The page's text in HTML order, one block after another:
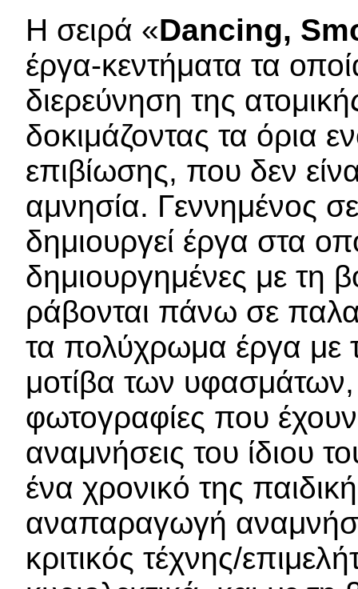
Η σειρά «Dancing,
έργα-κεντήματα τα
διερεύνηση της
δοκιμάζοντας τα όρια
επιβίωσης, που δεν
αμνησία. Γεννημένος
δημιουργεί έργα στα
δημιουργημένες με τη
ράβονται πάνω σε
τα πολύχρωμα έργα με
μοτίβα των υφασμάτων,
φωτογραφίες που
αναμνήσεις του ίδιου
ένα χρονικό της
αναπαραγωγή
κριτικός τέχνης/